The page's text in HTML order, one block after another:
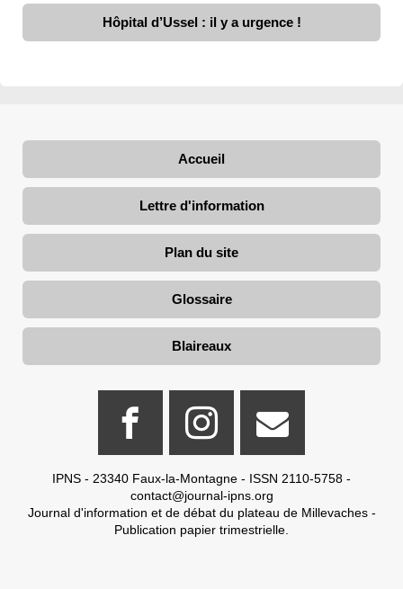
Hôpital d’Ussel : il y a urgence !
Accueil
Lettre d'information
Plan du site
Glossaire
Blaireaux
IPNS - 23340 Faux-la-Montagne - ISSN 2110-5758 -
contact@journal-ipns.org
Journal d'information et de débat du plateau de Millevaches -
Publication papier trimestrielle.